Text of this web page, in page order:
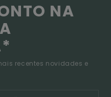
NA
recentes novidades e